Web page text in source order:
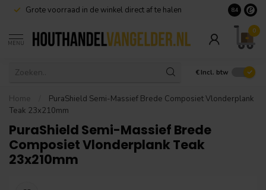
Grote voorraad in de winkel direct af te halen 8.4
MENU
0
€ Incl. btw
Home
PuraShield Semi-Massief Brede Composiet Vlonderplank
Teak 23x210mm
PuraShield Semi-Massief Brede
Composiet Vlonderplank Teak
23x210mm